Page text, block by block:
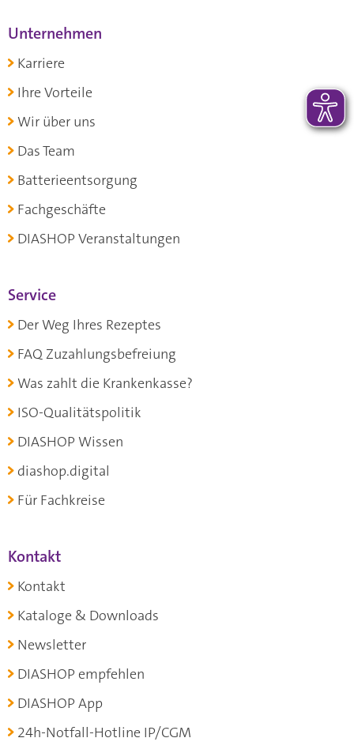
Unternehmen
Karriere
Ihre Vorteile
Wir über uns
Das Team
Batterieentsorgung
Fachgeschäfte
DIASHOP Veranstaltungen
Service
Der Weg Ihres Rezeptes
FAQ Zuzahlungsbefreiung
Was zahlt die Krankenkasse?
ISO-Qualitätspolitik
DIASHOP Wissen
diashop.digital
Für Fachkreise
Kontakt
Kontakt
Kataloge & Downloads
Newsletter
DIASHOP empfehlen
DIASHOP App
24h-Notfall-Hotline IP/CGM